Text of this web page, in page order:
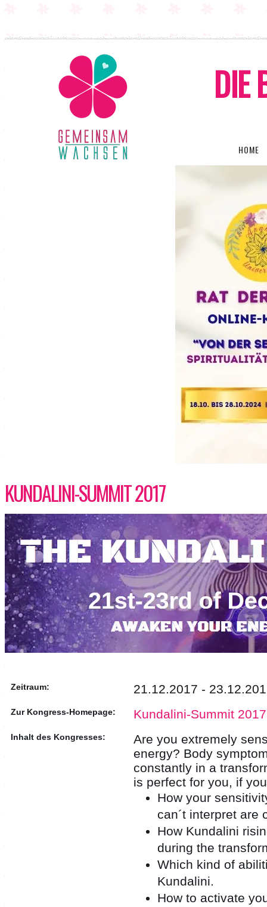
DIE
HOME
KUNDALINI-SUMMIT 2017
Zeitraum: 21.12.2017 -
Zur Kongress-Homepage: Kundalini-Summit 2017
Inhalt des Kongresses:
Are you extremely
energy? Body
constantly in a
is perfect for you, if
How your
can´t interpret are
How Kundalini
during the
Which kind of
Kundalini.
How to activate